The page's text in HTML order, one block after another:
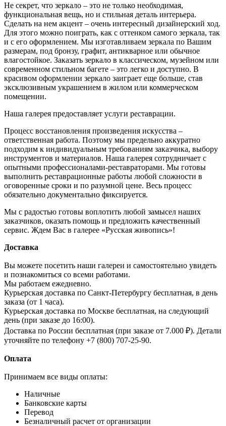
Не секрет, что зеркало – это не только необходимая,
функциональная вещь, но и стильная деталь интерьера.
Сделать на нем акцент – очень интересный дизайнерский ход.
Для этого можно поиграть, как с оттенком самого зеркала, так
и с его оформлением. Мы изготавливаем зеркала по Вашим
размерам, под бронзу, графит, антикварное или обычное
влагостойкое. Заказать зеркало в классическом, музейном или
современном стильном багете – это легко и доступно. В
красивом оформлении зеркало заиграет еще больше, став
эксклюзивным украшением в жилом или коммерческом
помещении.
Наша галерея предоставляет услуги реставрации.
Процесс восстановления произведения искусства –
ответственная работа. Поэтому мы предельно аккуратно
подходим к индивидуальным требованиям заказчика, выбору
инструментов и материалов. Наша галерея сотрудничает с
опытными профессионалами-реставраторами. Мы готовы
выполнить реставрационные работы любой сложности в
оговоренные сроки и по разумной цене. Весь процесс
обязательно документально фиксируется.
Мы с радостью готовы воплотить любой замысел наших
заказчиков, оказать помощь и предложить качественный
сервис. Ждем Вас в галерее «Русская живопись»!
Доставка
Вы можете посетить наши галереи и самостоятельно увидеть
и познакомиться со всеми работами.
Мы работаем ежедневно.
Курьерская доставка по Санкт-Петербургу бесплатная, в день
заказа (от 1 часа).
Курьерская доставка по Москве бесплатная, на следующий
день (при заказе до 16:00).
Доставка по России бесплатная (при заказе от 7.000 ₽). Детали
уточняйте по телефону +7 (800) 707-25-90.
Оплата
Принимаем все виды оплаты:
Наличные
Банковские карты
Перевод
Безналичный расчет от организации